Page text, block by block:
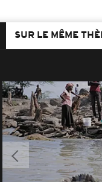
SUR LE MÊME